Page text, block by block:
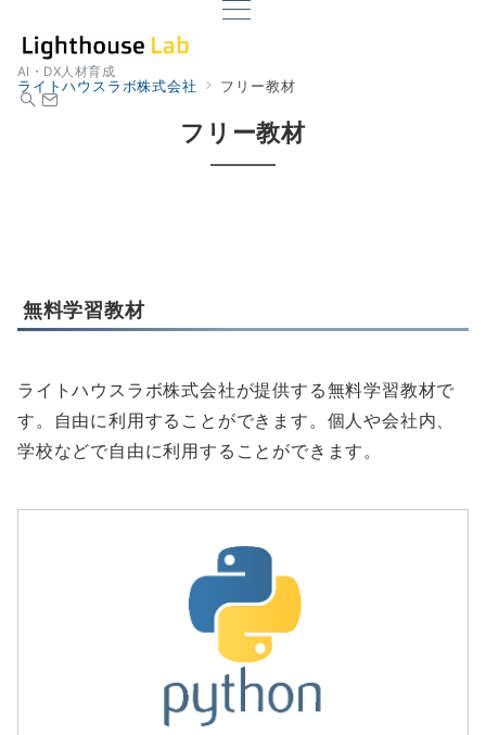
AI・DX人材育成
ライトハウスラボ株式会社 フリー教材
フリー教材
無料学習教材
ライトハウスラボ株式会社が提供する無料学習教材で
す。自由に利用することができます。個人や会社内、
学校などで自由に利用することができます。